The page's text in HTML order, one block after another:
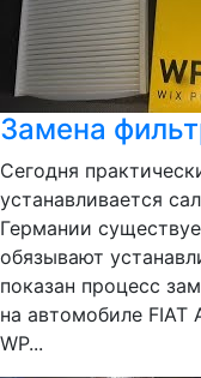
Замена
Сегодня
устанавливается
Германии
обязывают
показан процесс
на автомобиле FIAT
WP...